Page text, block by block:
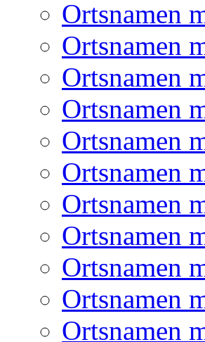
Ortsnamen
Ortsnamen
Ortsnamen
Ortsnamen
Ortsnamen
Ortsnamen
Ortsnamen
Ortsnamen
Ortsnamen
Ortsnamen
Ortsnamen